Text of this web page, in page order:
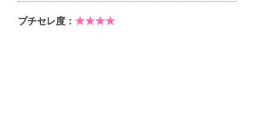
プチセレ度： ★★★★